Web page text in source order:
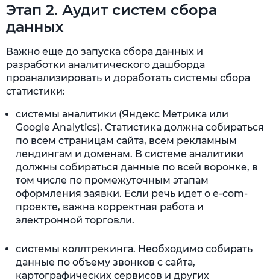
Этап 2. Аудит систем сбора
данных
Важно еще до запуска сбора данных и
разработки аналитического дашборда
проанализировать и доработать системы сбора
статистики:
системы аналитики (Яндекс Метрика или
Google Analytics). Статистика должна собираться
по всем страницам сайта, всем рекламным
лендингам и доменам. В системе аналитики
должны собираться данные по всей воронке, в
том числе по промежуточным этапам
оформления заявки. Если речь идет о e-com-
проекте, важна корректная работа и
электронной торговли.
системы коллтрекинга. Необходимо собирать
данные по объему звонков с сайта,
картографических сервисов и других